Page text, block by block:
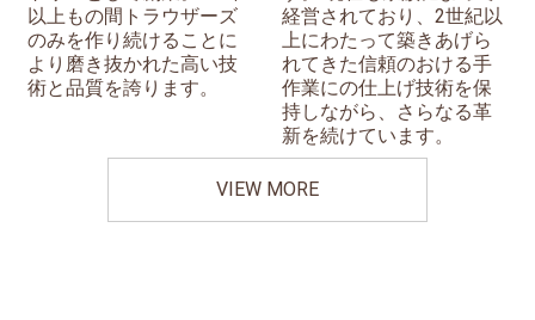
以上もの間トラウザーズ
のみを作り続けることに
より磨き抜かれた高い技
術と品質を誇ります。
経営されており、2世紀以
上にわたって築きあげら
れてきた信頼のおける手
作業にの仕上げ技術を保
持しながら、さらなる革
新を続けています。
VIEW MORE